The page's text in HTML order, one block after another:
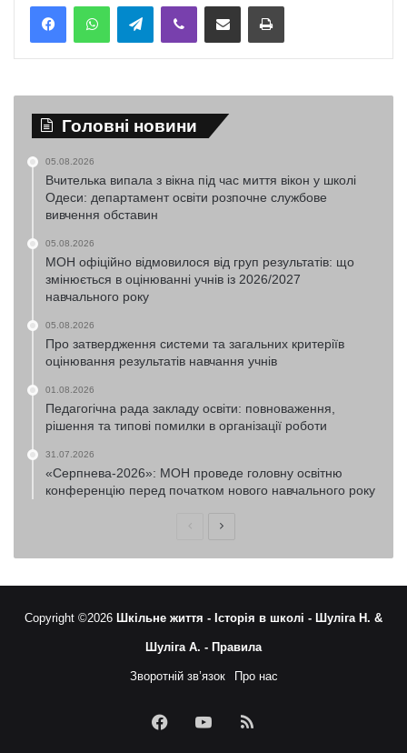
TelegramViber Надіслати електронною поштоюНадрукувати
Головні новини
05.08.2026
Вчителька випала з вікна під час миття вікон у школі
Одеси: департамент освіти розпочне службове
вивчення обставин
05.08.2026
МОН офіційно відмовилося від груп результатів: що
змінюється в оцінюванні учнів із 2026/2027
навчального року
05.08.2026
Про затвердження системи та загальних критеріїв
оцінювання результатів навчання учнів
01.08.2026
Педагогічна рада закладу освіти: повноваження,
рішення та типові помилки в організації роботи
31.07.2026
«Серпнева-2026»: МОН проведе головну освітню
конференцію перед початком нового навчального року
ПопередняНаступна
Copyright ©2026 Шкільне життя - Історія в школі - Шуліга Н. &
Шуліга А. - Правила
Зворотній зв’язок Про нас
FacebookYouTubeRSS